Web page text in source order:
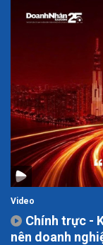
Video
Chính trực -
nên doanh